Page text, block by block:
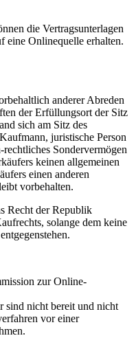
die Vertragsunterlagen
eine Onlinequelle erhalten.
anderer Abreden
der Erfüllungsort der Sitz
sich am Sitz des
juristische Person
Sondervermögen
keinen allgemeinen
einen anderen
vorbehalten.
Recht der Republik
solange dem keine
zur Online-
sind nicht bereit und nicht
vor einer